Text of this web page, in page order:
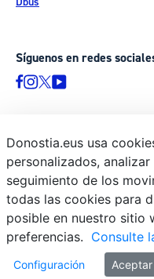
Síguenos en redes
© Donostiako Udala -
Ijentea 1, 20003 Donostia /
Aviso legal
Política de privacidad
Política de cookies
Declaración de accesibilidad
Donostia.eus usa
personalizados,
seguimiento de los
todas las cookies para
posible en nuestro sitio
preferencias. Consulte
Configuración